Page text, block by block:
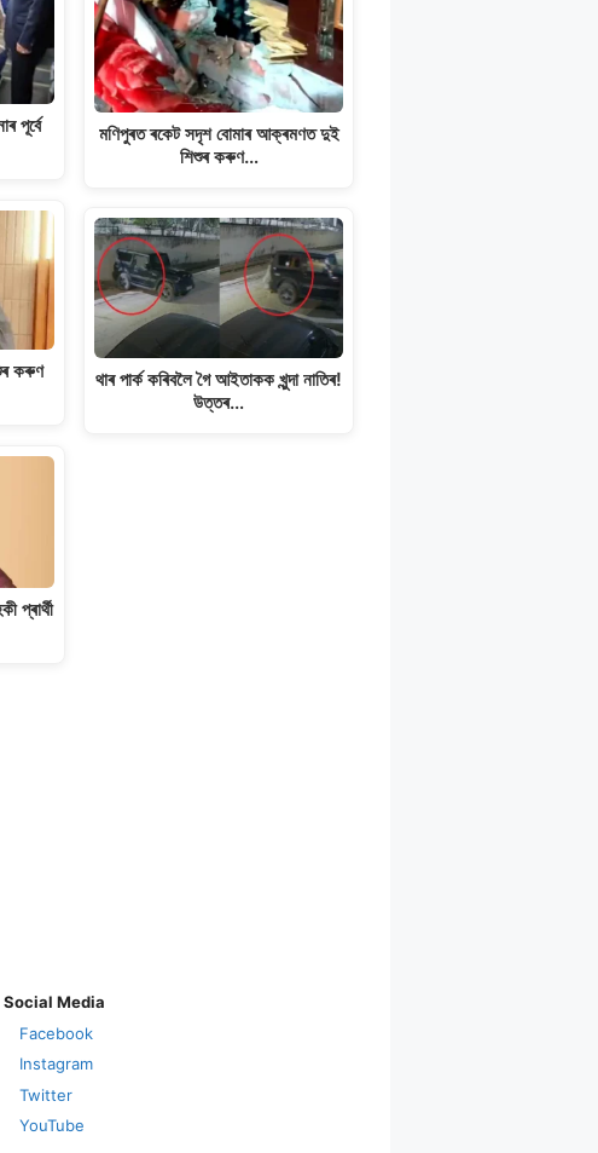
পূৰ্বে
কৰুণ
প্ৰাৰ্থী
মণিপুৰত ৰকেট সদৃশ বোমাৰ আক্ৰমণত দুই
শিশুৰ কৰুণ…
থাৰ পাৰ্ক কৰিবলৈ গৈ আইতাকক খুন্দা নাতিৰ!
উত্তৰ…
Social Media
Facebook
Instagram
Twitter
YouTube